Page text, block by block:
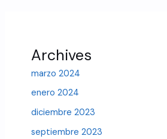
Archives
marzo 2024
enero 2024
diciembre 2023
septiembre 2023